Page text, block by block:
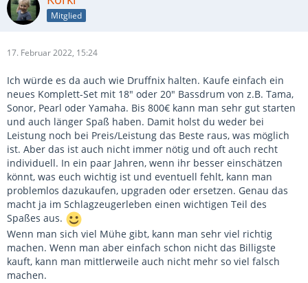
Mitglied
17. Februar 2022, 15:24
Ich würde es da auch wie Druffnix halten. Kaufe einfach ein
neues Komplett-Set mit 18" oder 20" Bassdrum von z.B. Tama,
Sonor, Pearl oder Yamaha. Bis 800€ kann man sehr gut starten
und auch länger Spaß haben. Damit holst du weder bei
Leistung noch bei Preis/Leistung das Beste raus, was möglich
ist. Aber das ist auch nicht immer nötig und oft auch recht
individuell. In ein paar Jahren, wenn ihr besser einschätzen
könnt, was euch wichtig ist und eventuell fehlt, kann man
problemlos dazukaufen, upgraden oder ersetzen. Genau das
macht ja im Schlagzeugerleben einen wichtigen Teil des
Spaßes aus.
Wenn man sich viel Mühe gibt, kann man sehr viel richtig
machen. Wenn man aber einfach schon nicht das Billigste
kauft, kann man mittlerweile auch nicht mehr so viel falsch
machen.